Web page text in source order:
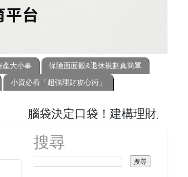
產大小事
保險面面觀&退休規劃真簡單
小資必看「超強理財攻心術」
袋決定口袋！建構理財腦，擴充投
搜尋